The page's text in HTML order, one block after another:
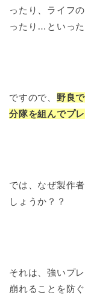
ったり、ライフ
ったり…といった
ですので、 野良
分隊を組んでプ
では、なぜ製作
しょうか？？
それは、強いプ
崩れることを防ぐ